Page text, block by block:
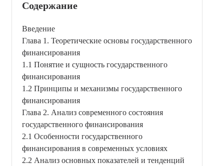
Содержание
Введение
Глава 1. Теоретические основы государственного
финансирования
1.1 Понятие и сущность государственного
финансирования
1.2 Принципы и механизмы государственного
финансирования
Глава 2. Анализ современного состояния
государственного финансирования
2.1 Особенности государственного
финансирования в современных условиях
2.2 Анализ основных показателей и тенденций